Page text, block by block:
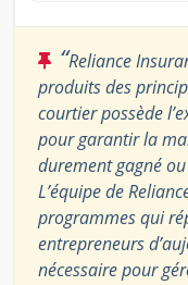
“Reliance
produits des
courtier possède
pour garantir la
durement gagné
L’équipe de
programmes qui
entrepreneurs
nécessaire pour